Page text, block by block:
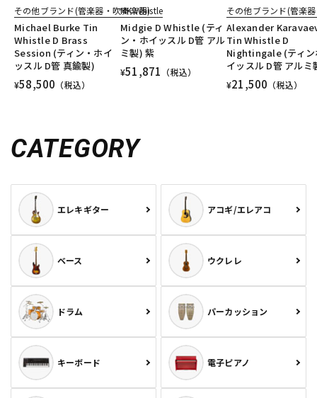
その他ブランド(管楽器・吹奏楽器)
Michael Burke Tin
Whistle D Brass
Session (ティン・ホイ
ッスル D管 真鍮製)
¥58,500 （税込）
MK Whistle
Midgie D Whistle (ティ
ン・ホイッスル D管 アル
ミ製) 紫
¥51,871 （税込）
その他ブランド(管楽
Alexander
Tin Whistle D
Nightingale (ティン
イッスル D管 アルミ
¥21,500 （税込）
CATEGORY
エレキギター アコギ/エレアコ
ベース ウクレレ
ドラム パーカッション
キーボード 電子ピアノ